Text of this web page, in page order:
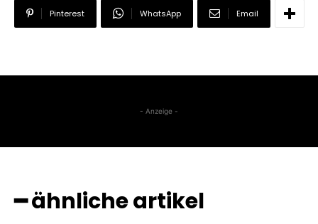
Pinterest WhatsApp Email
- Anzeige -
━ ähnliche artikel